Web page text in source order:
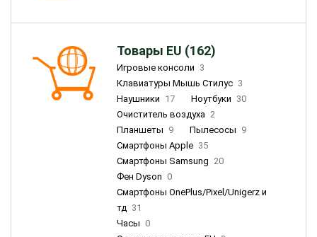
Товары EU (162)
Игровые консоли 3
Клавиатуры Мышь Стилус 3
Наушники 17 Ноутбуки 30
Очиститель воздуха 2
Планшеты 9 Пылесосы 9
Смартфоны Apple 35
Смартфоны Samsung 20
Фен Dyson 0
Смартфоны OnePlus/Pixel/Unigerz и
тд 31
Часы 0